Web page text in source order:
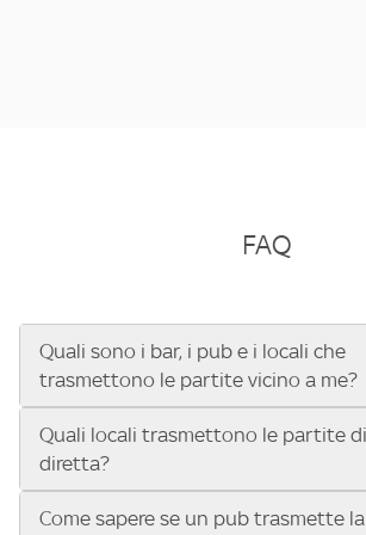
FAQ
Quali sono i bar, i pub e i locali che
trasmettono le partite vicino a me?
Se cerchi un bar, pub, ristorante o locale
vedere le partite di Serie A ENILIVE, la Serie
UEFA Champions League, la UEFA Europa
Conference League, il Tennis, la Formula
Quali locali trasmettono le partite
diretta?
Vuoi sapere quali bar, pub o ristoranti
Come sapere se un pub trasmette